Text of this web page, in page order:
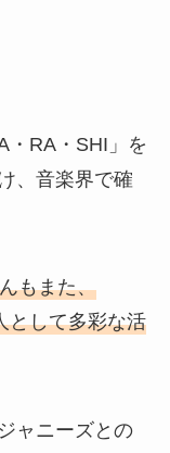
・RA・SHI」を
、音楽界で確
もまた、
として多彩な活
ャニーズとの